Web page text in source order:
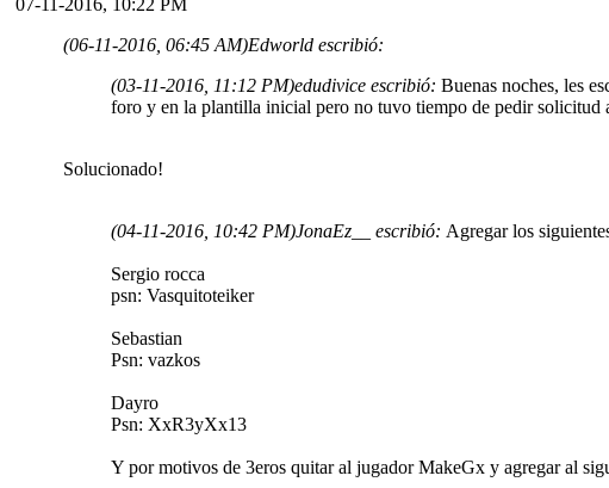
(06-11-2016, 06:45 AM)Edworld escribió:
(03-11-2016, 11:12 PM)edudivice escribió: Buenas noches, les
foro y en la plantilla inicial pero no tuvo tiempo de pedir solicitud
Solucionado!
(04-11-2016, 10:42 PM)JonaEz__ escribió: Agregar los
Sergio rocca
psn: Vasquitoteiker
Sebastian
Psn: vazkos
Dayro
Psn: XxR3yXx13
Y por motivos de 3eros quitar al jugador MakeGx y agregar al